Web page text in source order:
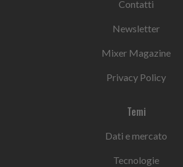
Contatti
Newsletter
Mixer Magazine
Privacy Policy
Temi
Dati e mercato
Tecnologie